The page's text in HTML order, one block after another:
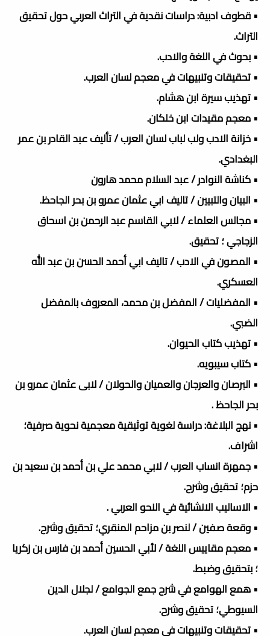
• قطوف ادبية: دراسات نقدية في التراث العربي حول تحقيق
التراث.
• بحوث في اللغة والادب.
• تحقيقات وتنبيهات في معجم لسان العرب.
• تهذيب سيرة ابن هشام.
• معجم مقيدات ابن خلكان.
• خزانة الادب ولب لباب لسان العرب / تأليف عبد القادر بن عمر
البغدادي.
• كناشة النوادر / عبد السلام محمد هارون
• البيان والتبيين / تاليف ابي عثمان عمرو بن بحر الجاحظ.
• مجالس العلماء / لابي القاسم عبد الرحمن بن اسحاق
الزجاجي ؛ تحقيق.
• المصون في الادب / تاليف ابي أحمد الحسن بن عبد الله
العسكري.
• المفضليات / المفضل بن محمد، المعروف بالمفضل
الضبي.
• تهذيب كتاب الحيوان.
• كتاب سيبويه.
• البرصان والعرجان والعميان والحولان / لابى عثمان عمرو بن
بحر الجاحظ .
• نهج البلاغة: دراسة لغوية توثيقية معجمية نحوية صرفية؛
اشراف.
• جمهرة انساب العرب / لابي محمد علي بن أحمد بن سعيد بن
حزم؛ تحقيق وشرح.
• الاساليب الانشائية في النحو العربي .
• وقعة صفين / لنصر بن مزاحم المنقري؛ تحقيق وشرح.
• معجم مقاييس اللغة / لأبي الحسين أحمد بن فارس بن زكريا
؛ بتحقيق وضبط.
• همع الهوامع في شرح جمع الجوامع / لجلال الدين
السيوطي؛ تحقيق وشرح.
• تحقيقات وتنبيهات في معجم لسان العرب.